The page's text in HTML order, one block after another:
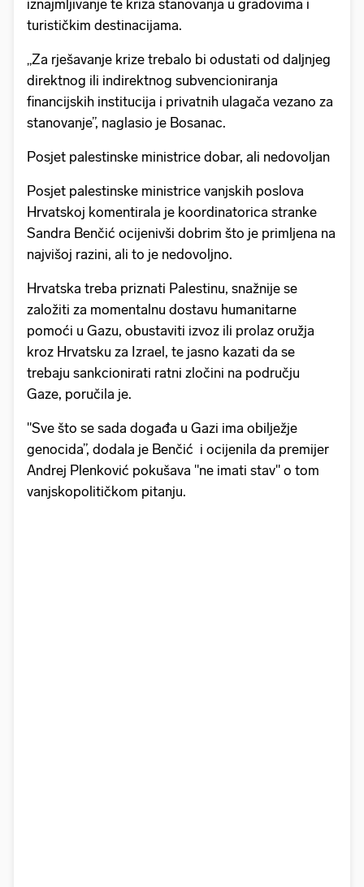
iznajmljivanje te kriza stanovanja u gradovima i
turističkim destinacijama.
„Za rješavanje krize trebalo bi odustati od daljnjeg
direktnog ili indirektnog subvencioniranja
financijskih institucija i privatnih ulagača vezano za
stanovanje”, naglasio je Bosanac.
Posjet palestinske ministrice dobar, ali nedovoljan
Posjet palestinske ministrice vanjskih poslova
Hrvatskoj komentirala je koordinatorica stranke
Sandra Benčić ocijenivši dobrim što je primljena na
najvišoj razini, ali to je nedovoljno.
Hrvatska treba priznati Palestinu, snažnije se
založiti za momentalnu dostavu humanitarne
pomoći u Gazu, obustaviti izvoz ili prolaz oružja
kroz Hrvatsku za Izrael, te jasno kazati da se
trebaju sankcionirati ratni zločini na području
Gaze, poručila je.
"Sve što se sada događa u Gazi ima obilježje
genocida”, dodala je Benčić i ocijenila da premijer
Andrej Plenković pokušava "ne imati stav" o tom
vanjskopolitičkom pitanju.